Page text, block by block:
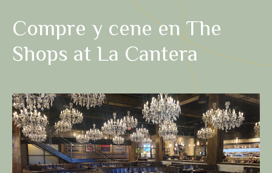
Compre y cene en The
Shops at La Cantera